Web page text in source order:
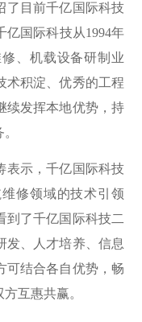
了目前千亿国际科技
亿国际科技从1994年
、机载设备研制业
术积淀、优秀的工程
续发挥本地优势，持
表示，千亿国际科技
修领域的技术引领
到了千亿国际科技二
发、人才培养、信息
可结合各自优势，畅
互惠共赢。